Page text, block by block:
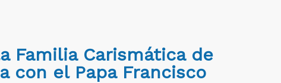
Familia Carismática de
con el Papa Francisco